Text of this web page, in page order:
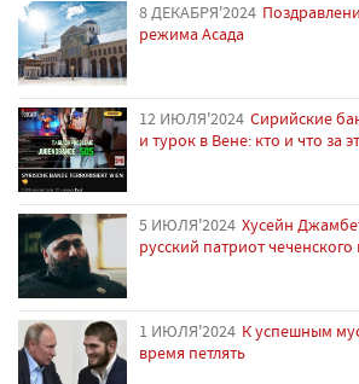
8 ДЕКАБРЯ'2024
режима Асада
12 ИЮЛЯ'2024 Сирийские
и турок в Вене: кто и что за
5 ИЮЛЯ'2024 Хусейн
русский патриот
1 ИЮЛЯ'2024 К успешным
время петлять